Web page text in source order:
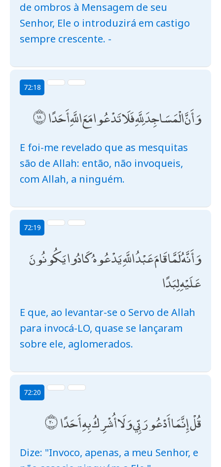
de ombros à Mensagem de seu
Senhor, Ele o introduzirá em castigo
sempre crescente. -
72:18
وَأَنَّ الْمَسَاجِدَ لِلَّهِ فَلَا تَدْعُوا مَعَ اللَّهِ أَحَدًا
E foi-me revelado que as mesquitas
são de Allah: então, não invoqueis,
com Allah, a ninguém.
72:19
وَأَنَّهُ لَمَّا قَامَ عَبْدُ اللَّهِ يَدْعُوهُ كَادُوا يَكُونُونَ
عَلَيْهِ لِبَدًا
E que, ao levantar-se o Servo de Allah
para invocá-LO, quase se lançaram
sobre ele, aglomerados.
72:20
قُلْ إِنَّمَا أَدْعُو رَبِّي وَلَا أُشْرِكُ بِهِ أَحَدًا
Dize: "Invoco, apenas, a meu Senhor, e